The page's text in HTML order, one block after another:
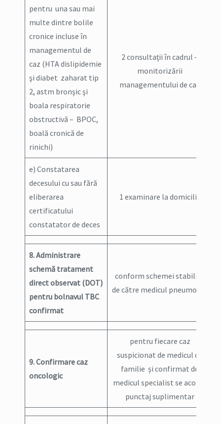
pentru una sau mai
multe dintre bolile
cronice incluse în
managementul de
caz (HTA dislipidemie
şi diabet zaharat tip
2, astm bronşic şi
boala respiratorie
obstructivă – BPOC,
boală cronică de
rinichi)
2 consultaţii în cadrul –
monitorizării
managementului de caz
e) Constatarea
decesului cu sau fără
eliberarea
certificatului
constatator de deces
1 examinare la domiciliu
8. Administrare
schemă tratament
direct observat (DOT)
pentru bolnavul TBC
confirmat
conform schemei stabilite
de către medicul pneumolog
9. Confirmare caz
oncologic
pentru fiecare caz
suspicionat de medicul de
familie și confirmat de
medicul specialist se acorda
punctaj suplimentar